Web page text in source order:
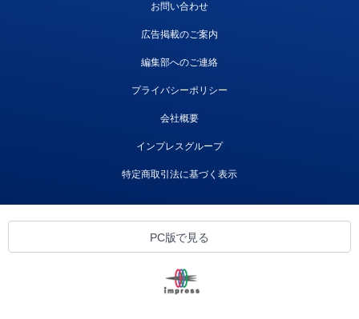
お問い合わせ
広告掲載のご案内
編集部へのご連絡
プライバシーポリシー
会社概要
インプレスグループ
特定商取引法に基づく表示
PC版で見る